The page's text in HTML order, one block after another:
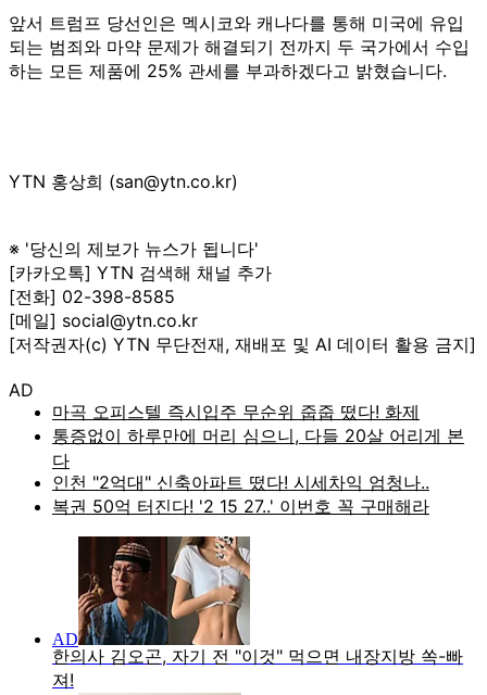
앞서 트럼프 당선인은 멕시코와 캐나다를 통해 미국에 유입
되는 범죄와 마약 문제가 해결되기 전까지 두 국가에서 수입
하는 모든 제품에 25% 관세를 부과하겠다고 밝혔습니다.
YTN 홍상희 (san@ytn.co.kr)
※ '당신의 제보가 뉴스가 됩니다'
[카카오톡] YTN 검색해 채널 추가
[전화] 02-398-8585
[메일] social@ytn.co.kr
[저작권자(c) YTN 무단전재, 재배포 및 AI 데이터 활용 금지]
AD